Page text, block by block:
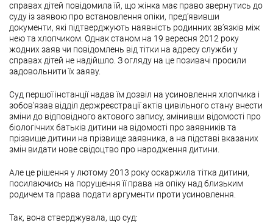
справах дітей повідомила їй, що жінка має право звернутись до
суду із заявою про встановлення опіки, пред’явивши
документи, які підтверджують наявність родинних зв’язків між
нею та хлопчиком. Однак станом на 19 вересня 2012 року
жодних заяв чи повідомлень від тітки на адресу служби у
справах дітей не надійшло. З огляду на це позивачі просили
задовольнити їх заяву.
Суд першої інстанції надав їм дозвіл на усиновлення хлопчика і
зобов’язав відділ держреєстрації актів цивільного стану внести
зміни до відповідного актового запису, змінивши відомості про
біологічних батьків дитини на відомості про заявників та
прізвище дитини на прізвище заявника, а на підставі вказаних
змін видати нове свідоцтво про народження дитини.
Але це рішення у лютому 2013 року оскаржила тітка дитини,
посилаючись на порушення її права на опіку над близьким
родичем та права подати аргументи проти усиновлення.
Так, вона стверджувала, що суд: